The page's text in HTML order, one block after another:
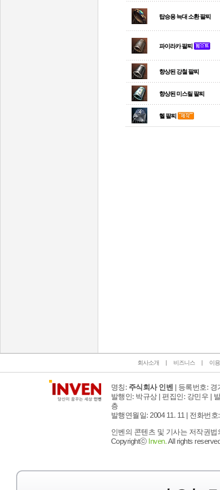
탑승용 늑대 소환 팔찌
파이라카 팔찌
향상된 강철 팔찌
향상된 미스릴 팔찌
헬 팔찌
회사소개 비즈니스 이
명칭: 주식회사 인벤 | 등록번호: 경
발행인: 박규상 | 편집인: 강민우 |
층
발행연월일: 2004 11. 11 | 전화번호
인벤의 콘텐츠 및 기사는 저작권
Copyrightⓒ Inven.All rights